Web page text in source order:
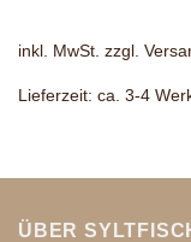
inkl. MwSt. zzgl.
Lieferzeit: ca. 3-4
ÜBER